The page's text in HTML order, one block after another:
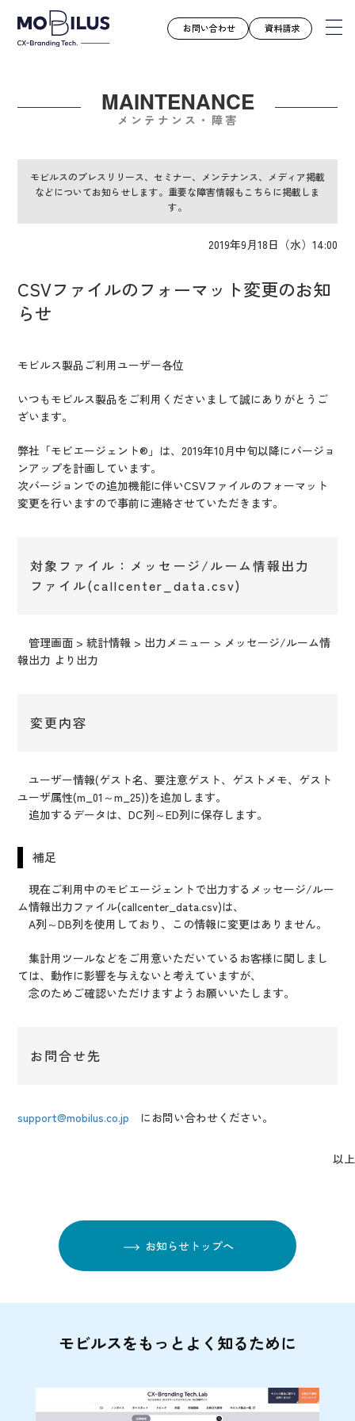
モビルスとは
導入事例
ユースケース
お知らせ
お役立ち資料
会社案内
IR情報
CX向上情報サイト
お問い合わせ 資料請求
MAINTENANCE
メンテナンス・障害
モビルスのプレスリリース、セミナー、メンテナンス、メディア掲載
などについてお知らせします。重要な障害情報もこちらに掲載しま
す。
2019年9月18日（水）14:00
CSVファイルのフォーマット変更のお知
らせ
モビルス製品ご利用ユーザー各位
いつもモビルス製品をご利用くださいまして誠にありがとうご
ざいます。
弊社「モビエージェント®」は、2019年10月中旬以降にバージョ
ンアップを計画しています。
次バージョンでの追加機能に伴いCSVファイルのフォーマット
変更を行いますので事前に連絡させていただきます。
対象ファイル：メッセージ/ルーム情報出力
ファイル(callcenter_data.csv)
管理画面 > 統計情報 > 出力メニュー > メッセージ/ルーム情
報出力 より出力
変更内容
ユーザー情報(ゲスト名、要注意ゲスト、ゲストメモ、ゲスト
ユーザ属性(m_01～m_25))を追加します。
追加するデータは、DC列～ED列に保存します。
補足
現在ご利用中のモビエージェントで出力するメッセージ/ルー
ム情報出力ファイル(callcenter_data.csv)は、
A列～DB列を使用しており、この情報に変更はありません。
集計用ツールなどをご用意いただいているお客様に関しまし
ては、動作に影響を与えないと考えていますが、
念のためご確認いただけますようお願いいたします。
お問合せ先
support@mobilus.co.jp にお問い合わせください。
以上
お知らせトップへ
モビルスをもっとよく知るために